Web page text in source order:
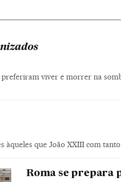
preferiram viver e morrer na
àqueles que João XXIII com
Roma se prepara